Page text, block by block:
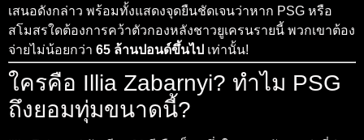
เสนอดังกล่าว พร้อมทั้งแสดงจุดยืนชัดเจนว่าหาก PSG หรือ
สโมสรใดต้องการคว้าตัวกองหลังชาวยูเครนรายนี้ พวกเขาต้อง
จ่ายไม่น้อยกว่า 65 ล้านปอนด์ขึ้นไป เท่านั้น!
ใครคือ Illia Zabarnyi? ทำไม PSG
ถึงยอมทุ่มขนาดนี้?